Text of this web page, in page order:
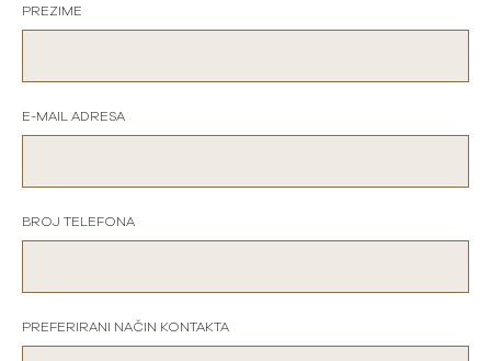
PREZIME
E-MAIL ADRESA
BROJ TELEFONA
PREFERIRANI NAČIN KONTAKTA